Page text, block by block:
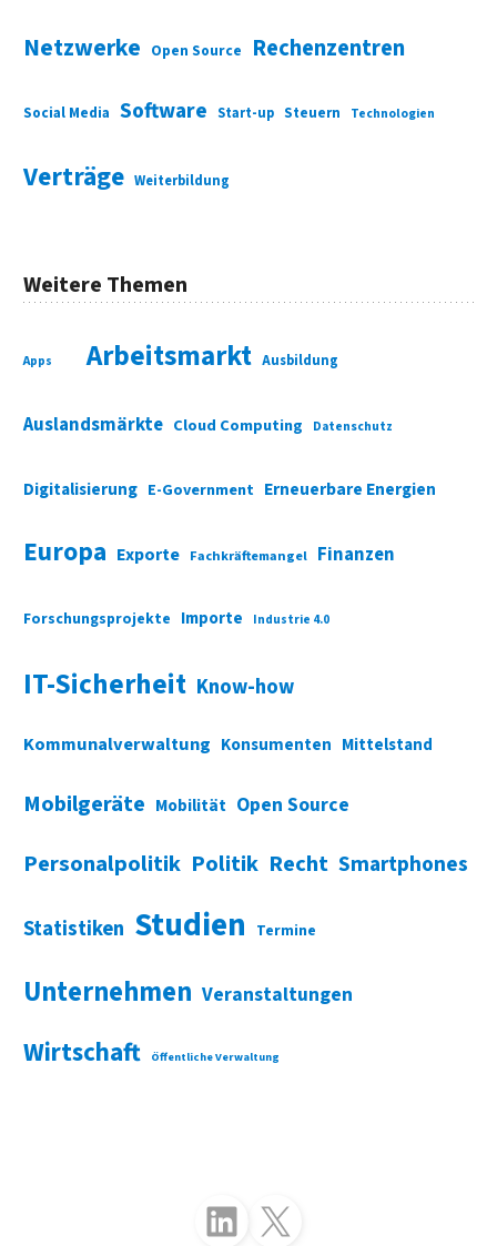
Netzwerke Open Source Rechenzentren
Social Media Software Start-up Steuern Technologien
Verträge Weiterbildung
Weitere Themen
Apps Arbeitsmarkt Ausbildung
Auslandsmärkte Cloud Computing Datenschutz
Digitalisierung E-Government Erneuerbare Energien
Europa Exporte Fachkräftemangel Finanzen
Forschungsprojekte Importe Industrie 4.0
IT-Sicherheit Know-how
Kommunalverwaltung Konsumenten Mittelstand
Mobilgeräte Mobilität Open Source
Personalpolitik Politik Recht Smartphones
Statistiken Studien Termine
Unternehmen Veranstaltungen
Wirtschaft Öffentliche Verwaltung
Folgen Sie uns auf LinkedInFolgen Sie uns auf X (Twitter)